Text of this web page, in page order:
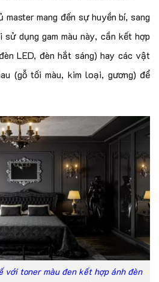
master mang đến sự huyền bí, sang
dụng gam màu này, cần kết hợp
LED, đèn hắt sáng) hay các vật
(gỗ tối màu, kim loại, gương) để
với toner màu đen kết hợp ánh đèn